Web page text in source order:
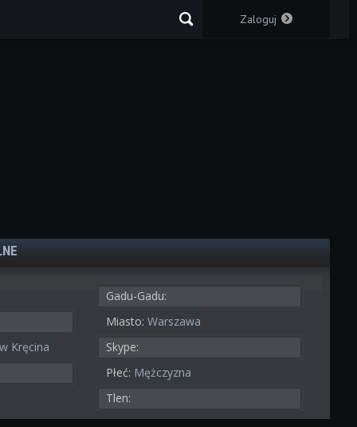
Zaloguj
Kręcina
Gadu-Gadu:
Miasto: Warszawa
Skype:
Płeć: Mężczyzna
Tlen: